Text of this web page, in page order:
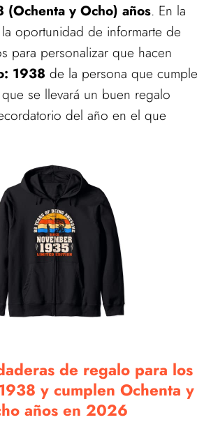
(Ochenta y Ocho) años. En la
oportunidad de informarte de
para personalizar que hacen
1938 de la persona que cumple
se llevará un buen regalo
del año en el que
de regalo para los
y cumplen Ochenta y
años en 2026